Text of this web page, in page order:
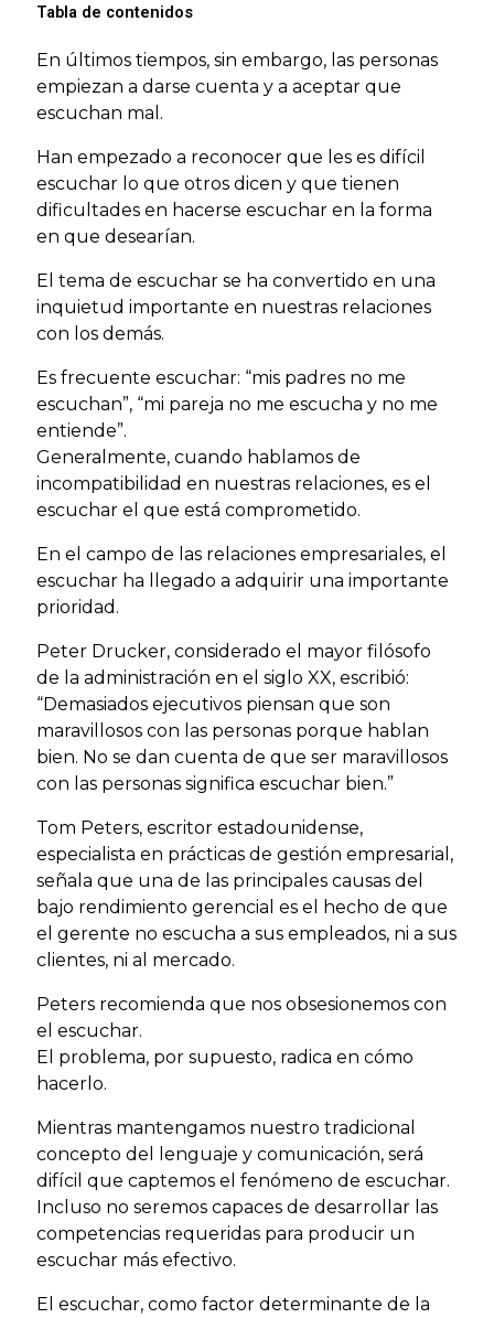
Tabla de contenidos
En últimos tiempos, sin embargo, las personas
empiezan a darse cuenta y a aceptar que
escuchan mal.
Han empezado a reconocer que les es difícil
escuchar lo que otros dicen y que tienen
dificultades en hacerse escuchar en la forma
en que desearían.
El tema de escuchar se ha convertido en una
inquietud importante en nuestras relaciones
con los demás.
Es frecuente escuchar: “mis padres no me
escuchan”, “mi pareja no me escucha y no me
entiende”.
Generalmente, cuando hablamos de
incompatibilidad en nuestras relaciones, es el
escuchar el que está comprometido.
En el campo de las relaciones empresariales, el
escuchar ha llegado a adquirir una importante
prioridad.
Peter Drucker, considerado el mayor filósofo
de la administración en el siglo XX, escribió:
“Demasiados ejecutivos piensan que son
maravillosos con las personas porque hablan
bien. No se dan cuenta de que ser maravillosos
con las personas significa escuchar bien.”
Tom Peters, escritor estadounidense,
especialista en prácticas de gestión empresarial,
señala que una de las principales causas del
bajo rendimiento gerencial es el hecho de que
el gerente no escucha a sus empleados, ni a sus
clientes, ni al mercado.
Peters recomienda que nos obsesionemos con
el escuchar.
El problema, por supuesto, radica en cómo
hacerlo.
Mientras mantengamos nuestro tradicional
concepto del lenguaje y comunicación, será
difícil que captemos el fenómeno de escuchar.
Incluso no seremos capaces de desarrollar las
competencias requeridas para producir un
escuchar más efectivo.
El escuchar, como factor determinante de la